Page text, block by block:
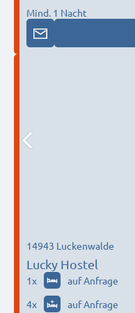
Mind. 1 Nacht
Lucky Hostel
14943 Luckenwalde
1x auf Anfrage
4x auf Anfrage